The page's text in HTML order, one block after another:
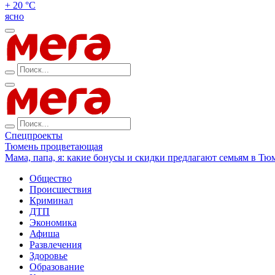
+ 20 °С
ясно
Спецпроекты
Тюмень процветающая
Мама, папа, я: какие бонусы и скидки предлагают семьям в
Общество
Происшествия
Криминал
ДТП
Экономика
Афиша
Развлечения
Здоровье
Образование